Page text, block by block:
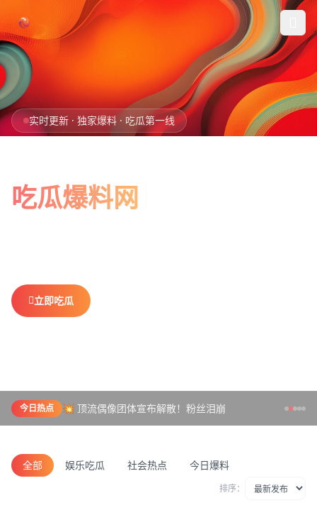
首页
今日爆料
实时更新 · 独家爆料 · 吃瓜第一线
吃瓜爆料网
立即吃瓜
今日热点 💥 顶流偶像团体宣布解散！粉丝泪崩
全部 娱乐吃瓜 社会热点 今日爆料
排序：